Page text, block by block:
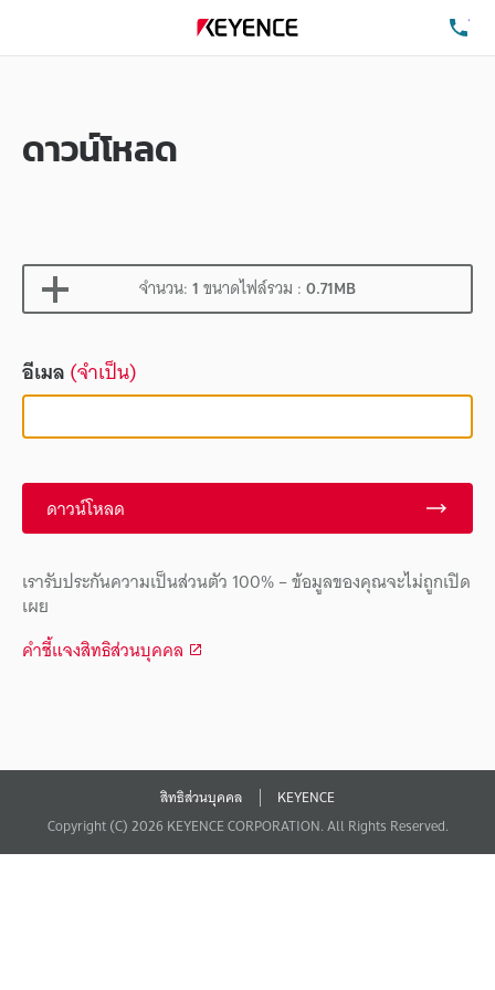
ดาวน์โหลด
จำนวน:1ขนาดไฟล์รวม :0.71MB
อีเมล(จำเป็น)
ดาวน์โหลด
เรารับประกันความเป็นส่วนตัว 100% – ข้อมูลของคุณจะไม่ถูกเปิด
เผย
คำชี้แจงสิทธิส่วนบุคคล
สิทธิส่วนบุคคล
KEYENCE
Copyright (C) 2026 KEYENCE CORPORATION. All Rights Reserved.